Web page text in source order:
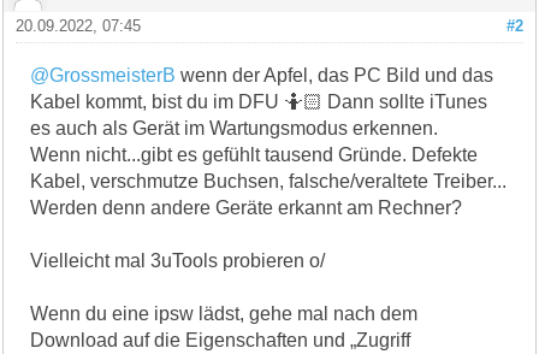
#2
20.09.2022, 07:45
@GrossmeisterB wenn der Apfel, das PC Bild und das
Kabel kommt, bist du im DFU 🤷🏻 Dann sollte iTunes
es auch als Gerät im Wartungsmodus erkennen.
Wenn nicht...gibt es gefühlt tausend Gründe. Defekte
Kabel, verschmutze Buchsen, falsche/veraltete Treiber...
Werden denn andere Geräte erkannt am Rechner?
Vielleicht mal 3uTools probieren o/
Wenn du eine ipsw lädst, gehe mal nach dem
Download auf die Eigenschaften und „Zugriff